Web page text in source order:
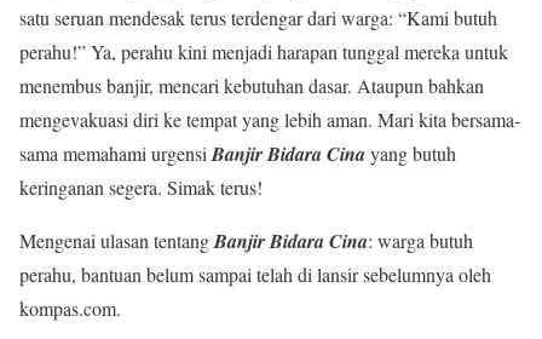
satu seruan mendesak terus terdengar dari warga: “Kami butuh
perahu!” Ya, perahu kini menjadi harapan tunggal mereka untuk
menembus banjir, mencari kebutuhan dasar. Ataupun bahkan
mengevakuasi diri ke tempat yang lebih aman. Mari kita bersama-
sama memahami urgensi Banjir Bidara Cinayang butuh
keringanan segera. Simak terus!
Mengenai ulasan tentangBanjir Bidara Cina: warga butuh
perahu, bantuan belum sampai telah di lansir sebelumnya oleh
kompas.com.